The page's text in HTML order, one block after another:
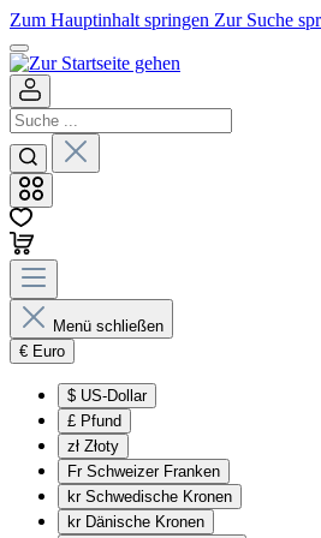
Zum Hauptinhalt springen Zur Suche
Menü schließen
€ Euro
$ US-Dollar
£ Pfund
zł Złoty
Fr Schweizer Franken
kr Schwedische Kronen
kr Dänische Kronen